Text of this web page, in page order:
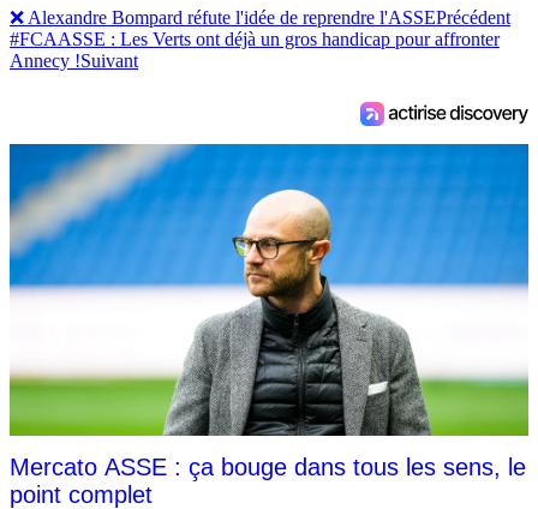
❌ Alexandre Bompard réfute l'idée de reprendre l'ASSEPrécédent
#FCAASSE : Les Verts ont déjà un gros handicap pour affronter
Annecy !Suivant
Mercato ASSE : ça bouge dans tous les sens, le
point complet